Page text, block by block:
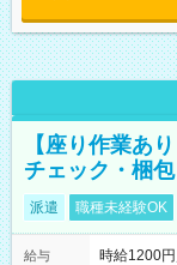
【座り作業あ
チェック・梱包
派遣 職種未経験OK
給与
時給1200